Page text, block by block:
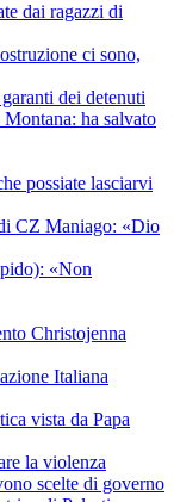
dai ragazzi di
ci sono,
dei detenuti
ha salvato
possiate lasciarvi
CZ Maniago: «Dio
«Non
Christojenna
Italiana
vista da Papa
la violenza
scelte di governo